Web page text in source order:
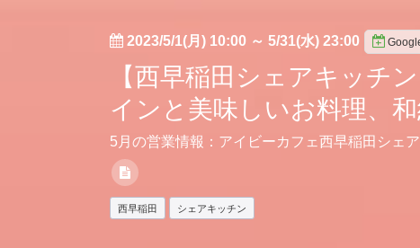
2023/5/1(月) 10:00 ～ 5/31(水) 23:00
【西早稲田シェアキッチ
インと美味しいお料理、
5月の営業情報：アイビーカフェ西早稲田シェ
西早稲田 シェアキッチン